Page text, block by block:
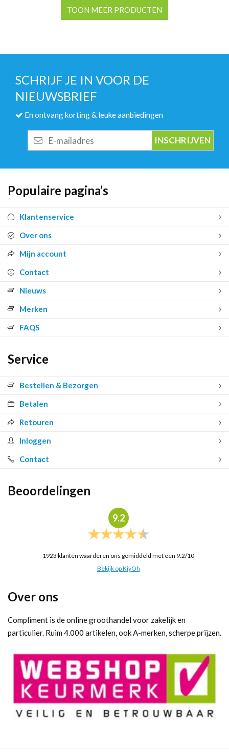
TOON MEER PRODUCTEN
SCHRIJF JE IN VOOR DE
NIEUWSBRIEF
En ontvang korting & leuke aanbiedingen
mailadres
Populaire pagina’s
Klantenservice
Over ons
Mijn account
Contact
Nieuws
Merken
FAQS
Service
Bestellen & Bezorgen
Betalen
Retouren
Inloggen
Contact
Beoordelingen
9.2
1923 klanten waarderen ons gemiddeld met een 9.2/10
Bekijk op KiyOh
Over ons
Compliment is de online groothandel voor zakelijk en
particulier. Ruim 4.000 artikelen, ook A-merken, scherpe prijzen.